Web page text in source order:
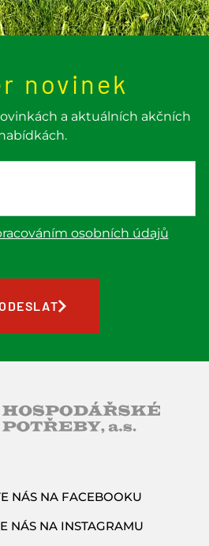
novinek
a aktuálních akčních
osobních údajů
NÁS NA FACEBOOKU
NÁS NA INSTAGRAMU